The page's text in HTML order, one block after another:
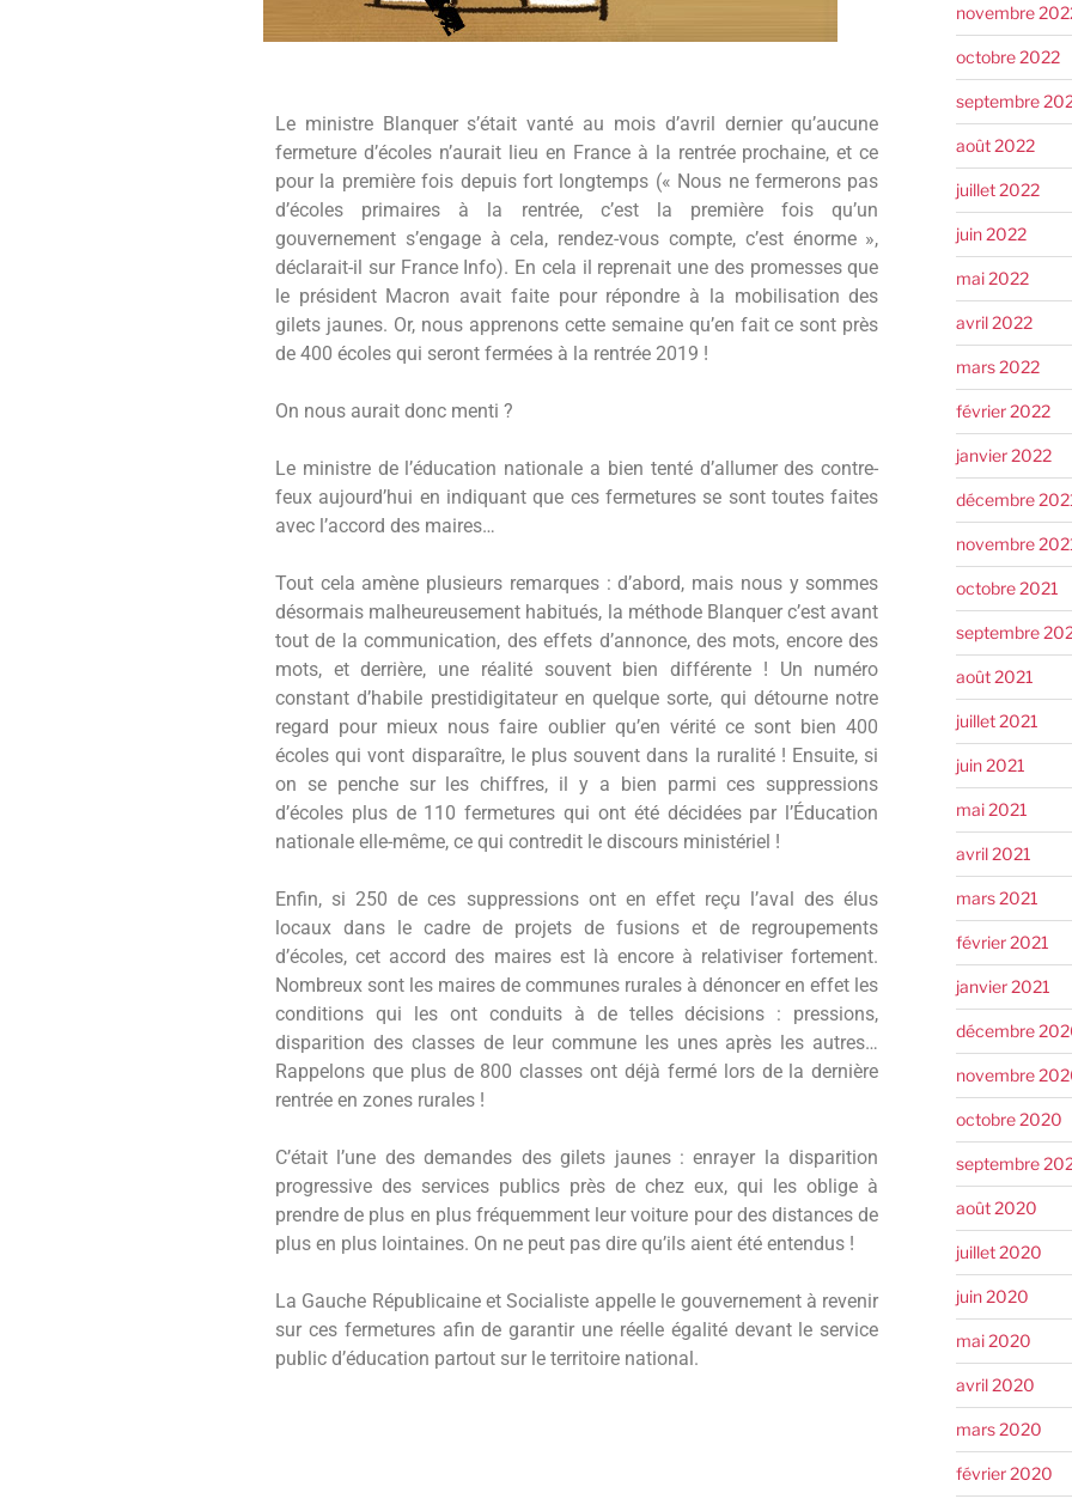
Le ministre Blanquer s’était vanté au mois d’avril dernier qu’aucune
fermeture d’écoles n’aurait lieu en France à la rentrée prochaine, et ce
pour la première fois depuis fort longtemps (« Nous ne fermerons pas
d’écoles primaires à la rentrée, c’est la première fois qu’un
gouvernement s’engage à cela, rendez-vous compte, c’est énorme »,
déclarait-il sur France Info). En cela il reprenait une des promesses que
le président Macron avait faite pour répondre à la mobilisation des
gilets jaunes. Or, nous apprenons cette semaine qu’en fait ce sont près
de 400 écoles qui seront fermées à la rentrée 2019 !
On nous aurait donc menti ?
Le ministre de l’éducation nationale a bien tenté d’allumer des contre-
feux aujourd’hui en indiquant que ces fermetures se sont toutes faites
avec l’accord des maires…
Tout cela amène plusieurs remarques : d’abord, mais nous y sommes
désormais malheureusement habitués, la méthode Blanquer c’est avant
tout de la communication, des effets d’annonce, des mots, encore des
mots, et derrière, une réalité souvent bien différente ! Un numéro
constant d’habile prestidigitateur en quelque sorte, qui détourne notre
regard pour mieux nous faire oublier qu’en vérité ce sont bien 400
écoles qui vont disparaître, le plus souvent dans la ruralité ! Ensuite, si
on se penche sur les chiffres, il y a bien parmi ces suppressions
d’écoles plus de 110 fermetures qui ont été décidées par l’Éducation
nationale elle-même, ce qui contredit le discours ministériel !
Enfin, si 250 de ces suppressions ont en effet reçu l’aval des élus
locaux dans le cadre de projets de fusions et de regroupements
d’écoles, cet accord des maires est là encore à relativiser fortement.
Nombreux sont les maires de communes rurales à dénoncer en effet les
conditions qui les ont conduits à de telles décisions : pressions,
disparition des classes de leur commune les unes après les autres…
Rappelons que plus de 800 classes ont déjà fermé lors de la dernière
rentrée en zones rurales !
C’était l’une des demandes des gilets jaunes : enrayer la disparition
progressive des services publics près de chez eux, qui les oblige à
prendre de plus en plus fréquemment leur voiture pour des distances de
plus en plus lointaines. On ne peut pas dire qu’ils aient été entendus !
La Gauche Républicaine et Socialiste appelle le gouvernement à revenir
sur ces fermetures afin de garantir une réelle égalité devant le service
public d’éducation partout sur le territoire national.
novembre
octobre 2022
septembre
août 2022
juillet 2022
juin 2022
mai 2022
avril 2022
mars 2022
février 2022
janvier 2022
décembre
novembre
octobre 2021
septembre
août 2021
juillet 2021
juin 2021
mai 2021
avril 2021
mars 2021
février 2021
janvier 2021
décembre
novembre
octobre 2020
septembre
août 2020
juillet 2020
juin 2020
mai 2020
avril 2020
mars 2020
février 2020